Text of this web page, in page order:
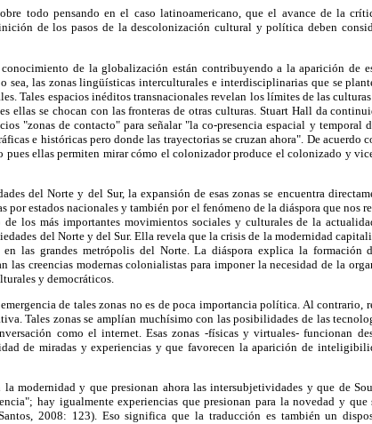
todo pensando en el caso latinoamericano, que el avance de la
de los pasos de la descolonización cultural y política deben
de la globalización están contribuyendo a la aparición de
sea, las zonas lingüísticas interculturales e interdisciplinarias que se
Tales espacios inéditos transnacionales revelan los límites de las
ellas se chocan con las fronteras de otras culturas. Stuart Hall da
"zonas de contacto" para señalar "la co-presencia espacial y temporal
e históricas pero donde las trayectorias se cruzan ahora". De acuerdo
ellas permiten mirar cómo el colonizador produce el colonizado y
del Norte y del Sur, la expansión de esas zonas se encuentra
por estados nacionales y también por el fenómeno de la diáspora que nos
de los más importantes movimientos sociales y culturales de la
del Norte y del Sur. Ella revela que la crisis de la modernidad
las grandes metrópolis del Norte. La diáspora explica la formación
las creencias modernas colonialistas para imponer la necesidad de la
y democráticos.
de tales zonas no es de poca importancia política. Al contrario,
Tales zonas se amplían muchísimo con las posibilidades de las
como el internet. Esas zonas -físicas y virtuales- funcionan
de miradas y experiencias y que favorecen la aparición de
la modernidad y que presionan ahora las intersubjetividades y que de
hay igualmente experiencias que presionan para la novedad y que
2008: 123). Eso significa que la traducción es también un